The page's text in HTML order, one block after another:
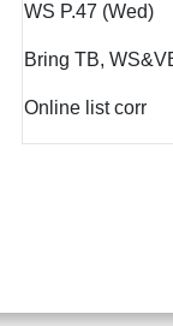
WS P.47 (Wed)
Bring TB,
Online list corr